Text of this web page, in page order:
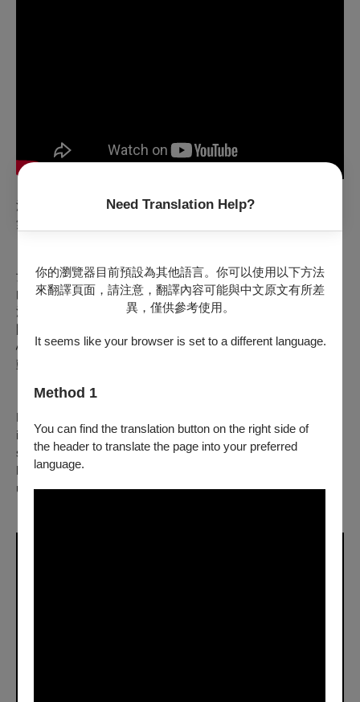
Need Translation Help?
你的瀏覽器目前預設為其他語言。你可以使用以下方法
來翻譯頁面，請注意，翻譯內容可能與中文原文有所差
異，僅供參考使用。
It seems like your browser is set to a different language.
Method 1
You can find the translation button on the right side of
the header to translate the page into your preferred
language.
洗 Gurgling
無岳 Christine Margaret WU ｜ 台灣 Taiwan ｜ 2025 ｜ DCP
女子過著日復一日的枯燥主婦生活，和丈夫之間的熱情已如蒼
白斑駁的屋牆，也似同住屋簷下關係疏離的公公與婆婆。一日
洗澡時，透過浴室窗戶發現對面頂樓有一對偷窺的雙眼，女子
開始自我窺視日漸初老的身軀，刻骨銘心的青春回憶，以及內
心深處暗潮洶湧的慾望。她難以壓抑體內無以名狀的蠢蠢欲
動，決定作出行動。
Living under the same roof with her aging in-laws and
inattentive husband, a young housewife's mundane life is
stirred when she suspects someone of gazing at her through
her shower window. With growing nameless desire and
uneasiness, she begins to rethink her way of living.